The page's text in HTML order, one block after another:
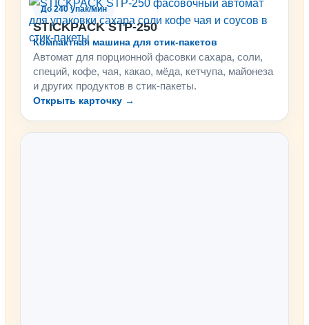
До 240 упак/мин
STICKPACK STP-250
Компактная машина для стик-пакетов
Автомат для порционной фасовки сахара, соли,
специй, кофе, чая, какао, мёда, кетчупа, майонеза
и других продуктов в стик-пакеты.
Открыть карточку →